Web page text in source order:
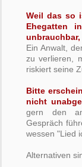
Weil das so
Ehegatten
Ein Anwalt,
zu verlieren,
riskiert seine
Bitte
nicht
gern den
Gespräch
wessen "Lied
Alternativen